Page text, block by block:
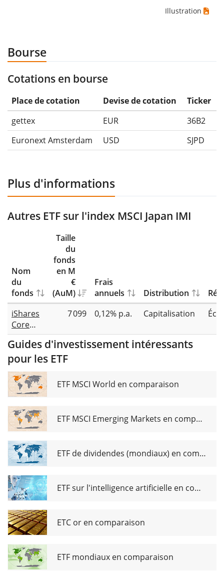
Illustration
Bourse
Cotations en bourse
Place de cotation Devise de cotation
Ticker
gettex
EUR
36B2
Euronext Amsterdam
USD SJPD
Plus d'informations
Autres ETF sur l'index MSCI Japan IMI
Nom
du
fonds
Taille
du
fonds
en M
€
(AuM)
Frais
annuels
Distribution
iShares
Core
MSCI
Japan
IMI
ETF
7 099 0,12% p.a. Capitalisation
Guides d'investissement intéressants
pour les ETF
ETF MSCI World en comparaison
ETF MSCI Emerging Markets en comparaison
ETF de dividendes (mondiaux) en comparaison
ETF sur l'intelligence artificielle en comparaison
ETC or en comparaison
ETF mondiaux en comparaison